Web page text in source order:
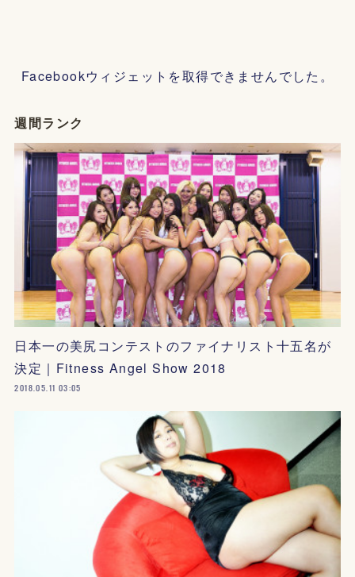
Facebookウィジェットを取得できませんでした。
週間ランク
日本一の美尻コンテストのファイナリスト十五名が
決定｜Fitness Angel Show 2018
2018.05.11 03:05